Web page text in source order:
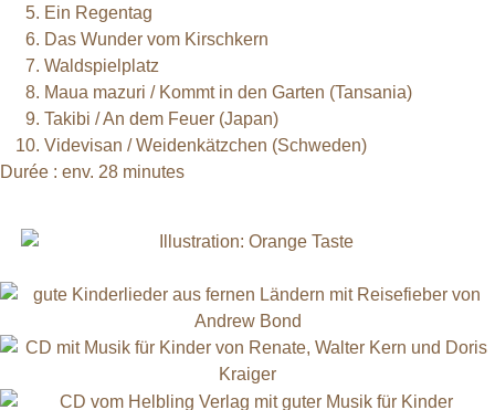
Ein Regentag
Das Wunder vom Kirschkern
Waldspielplatz
Maua mazuri / Kommt in den Garten (Tansania)
Takibi / An dem Feuer (Japan)
Videvisan / Weidenkätzchen (Schweden)
Durée : env. 28 minutes